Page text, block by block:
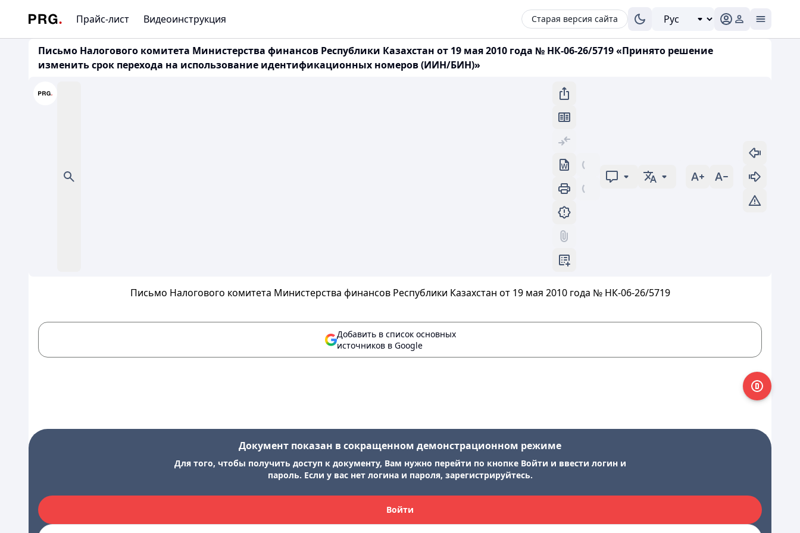
Прайс-лист Видеоинструкция Старая версия сайта
Письмо Налогового комитета Министерства финансов Республики Казахстан от 19 мая 2010 года № НК-06-26/5719 «Принято решение
изменить срок перехода на использование идентификационных номеров (ИИН/БИН)»
Письмо Налогового комитета Министерства финансов Республики Казахстан от 19 мая 2010 года № НК-06-26/5719
Добавить в список основных
источников в Google
Документ показан в сокращенном демонстрационном режиме
Для того, чтобы получить доступ к документу, Вам нужно перейти по кнопке Войти и ввести логин и
пароль. Если у вас нет логина и пароля, зарегистрируйтесь.
Войти